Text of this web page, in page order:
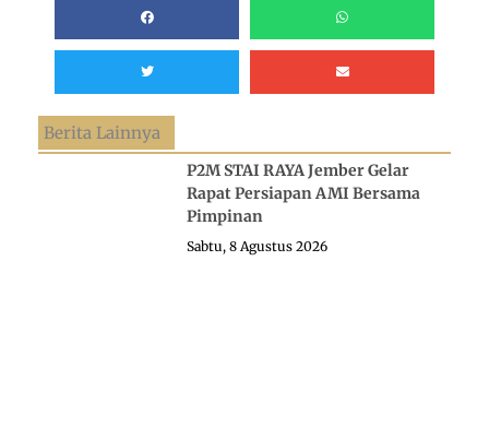
Berita Lainnya
P2M STAI RAYA Jember Gelar
Rapat Persiapan AMI Bersama
Pimpinan
Sabtu, 8 Agustus 2026